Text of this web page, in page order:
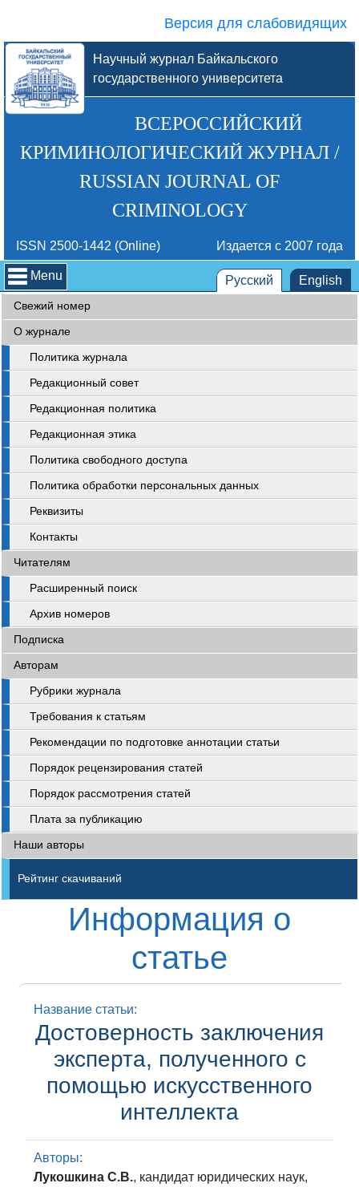
Версия для слабовидящих
Научный журнал Байкальского
государственного университета
ВСЕРОССИЙСКИЙ
КРИМИНОЛОГИЧЕСКИЙ ЖУРНАЛ /
RUSSIAN JOURNAL OF
CRIMINOLOGY
ISSN 2500-1442 (Online) Издается с 2007 года
Menu Русский English
Свежий номер
О журнале
Политика журнала
Редакционный совет
Редакционная политика
Редакционная этика
Политика свободного доступа
Политика обработки персональных данных
Реквизиты
Контакты
Читателям
Расширенный поиск
Архив номеров
Подписка
Авторам
Рубрики журнала
Требования к статьям
Рекомендации по подготовке аннотации статьи
Порядок рецензирования статей
Порядок рассмотрения статей
Плата за публикацию
Наши авторы
Рейтинг скачиваний
Информация о
статье
Название статьи:
Достоверность заключения
эксперта, полученного с
помощью искусственного
интеллекта
Авторы:
Лукошкина С.В., кандидат юридических наук,